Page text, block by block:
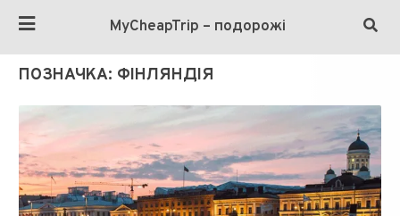
MyCheapTrip – подорожі
ПОЗНАЧКА: ФІНЛЯНДІЯ